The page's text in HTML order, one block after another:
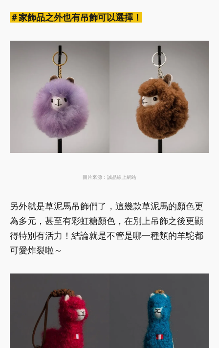
＃家飾品之外也有吊飾可以選擇！
圖片來源：誠品線上網站
另外就是草泥馬吊飾們了，這幾款草泥馬的顏色更
為多元，甚至有彩虹糖顏色，在別上吊飾之後更顯
得特別有活力！結論就是不管是哪一種類的羊駝都
可愛炸裂啦～